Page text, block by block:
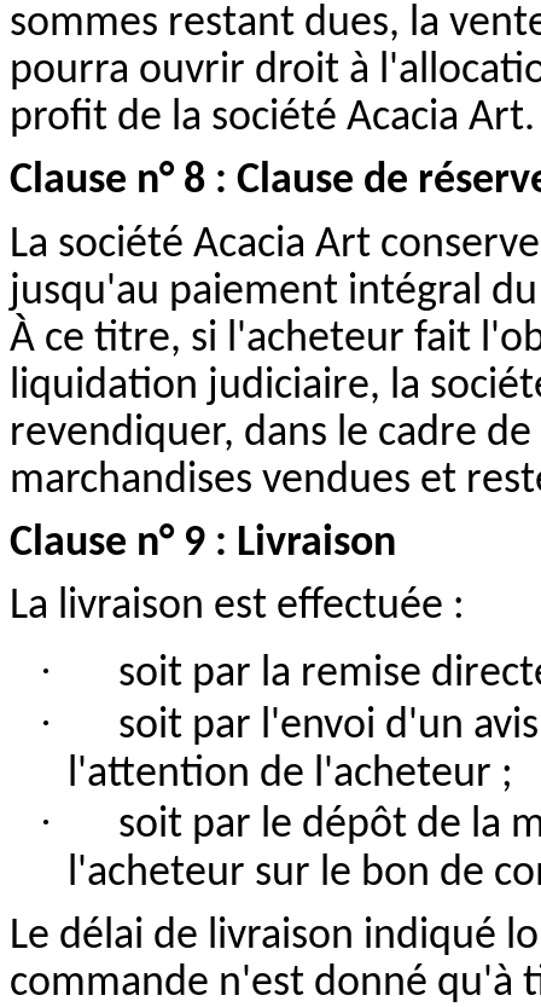
sommes restant dues, la
pourra ouvrir droit à
profit de la société Acacia Art.
Clause n° 8 : Clause de
La société Acacia Art
jusqu'au paiement intégral
À ce titre, si l'acheteur fait
liquidation judiciaire, la
revendiquer, dans le cadre
marchandises vendues et
Clause n° 9 : Livraison
La livraison est effectuée :
· soit par la remise
· soit par l'envoi d'un
l'attention de l'acheteur ;
·
soit par le dépôt de la
l'acheteur sur le bon de
Le délai de livraison indiqué
commande n'est donné qu'à